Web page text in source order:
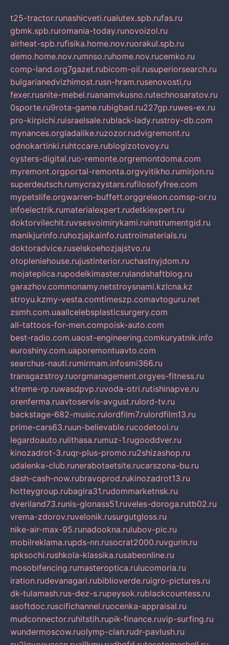
t25-tractor.runashicveti.rualutex.spb.rufas.ru
gbmk.spb.ruromania-today.runovoizol.ru
airheat-spb.rufisika.home.nov.ruorakul.spb.ru
demo.home.nov.rumnso.ruhome.nov.rucemko.ru
comp-land.org7gazet.rubicom-oil.rusuperiorsearch.ru
bulgarianedvizhimost.rusn-hram.rusenovosti.ru
fexer.rusnite-mebel.ruanamvkusno.rutechnosaratov.ru
0sporte.ru9rota-game.rubigbad.ru227gp.ruwes-ex.ru
pro-kirpichi.ruisraelsale.rublack-lady.rustroy-db.com
mynances.orgladalike.ruzozor.rudvigremont.ru
odnokartinki.ruhtccare.rublogizotovoy.ru
oysters-digital.ruo-remonte.orgremontdoma.com
myremont.orgportal-remonta.orgvyitikho.rumirjon.ru
superdeutsch.rumycrazystars.rufilosofyfree.com
mypetslife.orgwarren-buffett.orggreleon.comsp-or.ru
infoelectrik.rumaterialexpert.rudetkiexpert.ru
doktorvilechit.ruvsesvoimirykami.ruinstrumentgid.ru
manikjurinfo.ruhozjajkainfo.rustroimaterials.ru
doktoradvice.ruselskoehozjajstvo.ru
otopleniehouse.rujustinterior.ruchastnyjdom.ru
mojateplica.rupodelkimaster.rulandshaftblog.ru
garazhov.commonamy.netstroysnami.kzlcna.kz
stroyu.kzmy-vesta.comtimeszp.comavtoguru.net
zsmh.com.uaallcelebsplasticsurgery.com
all-tattoos-for-men.compoisk-auto.com
best-radio.com.uaost-engineering.comkuryatnik.info
euroshiny.com.uaporemontuavto.com
searchus-nauti.rumirmam.infosmi366.ru
transgazstroy.ruorgmanagement.orgyes-fitness.ru
xtreme-rp.ruwasdpvp.ruvoda-otri.rutishinapve.ru
orenferma.ruavtoservis-avgust.rulord-tv.ru
backstage-682-music.rulordfilm7.rulordfilm13.ru
prime-cars63.ruun-believable.rucodetool.ru
legardoauto.rulithasa.rumuz-1.rugooddver.ru
kinozadrot-3.ruqr-plus-promo.ru2shizashop.ru
udalenka-club.runerabotaetsite.rucarszona-bu.ru
dash-cash-now.rubravoprod.rukinozadrot13.ru
hotteygroup.rubagira31.rudommarketnsk.ru
dveriland73.runis-glonass51.ruveles-doroga.rutb02.ru
vrema-zdorov.ruvelonik.rusurgutgloss.ru
nike-air-max-95.runadookna.rulubov-pic.ru
mobilreklama.rupds-nn.rusocrat2000.ruvgurin.ru
spksochi.rushkola-klassika.rusabeonline.ru
mosoblfencing.rumasteroptica.rulucomoria.ru
iration.rudevanagari.rubiblioverde.ruigro-pictures.ru
dk-tulamash.rus-dez-s.rupeysok.rublackcountess.ru
asoftdoc.ruscifichannel.ruocenka-appraisal.ru
mudconnector.ruhitstih.rupik-finance.ruvip-surfing.ru
wundermoscow.ruolymp-clan.rudr-pavlush.ru